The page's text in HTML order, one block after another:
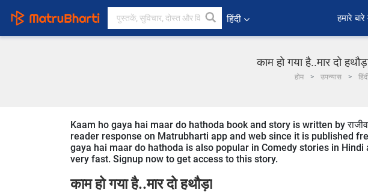
हिंदी हमारे
काम हो गया है..मार दो
होम उपन्यास
Kaam ho gaya hai maar do hathoda book and story is written by
reader response on Matrubharti app and web since it is published
gaya hai maar do hathoda is also popular in Comedy stories in
very fast. Signup now to get access to this story.
काम हो गया है..मार दो हथौड़ा